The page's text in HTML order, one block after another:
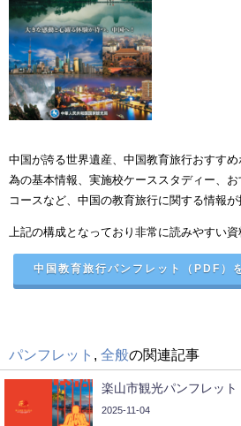
中国が誇る世界遺産、中国教育旅行おすす
為の基本情報、実施校ケーススタディー、
コースなど、中国の教育旅行に関する情報が
上記の構成となっており非常に読みやすい資
中国教育旅行パンフレット（PDF）
パンフレット 全般の関連記事
楽山市観光パンフレット
2025-11-04